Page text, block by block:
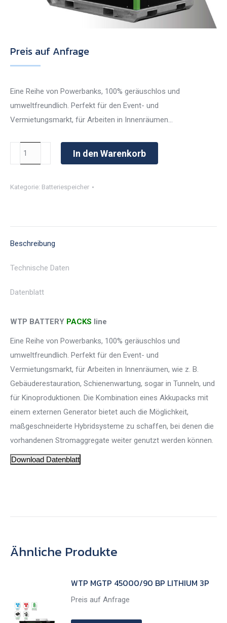
Preis auf Anfrage
Eine Reihe von Powerbanks, 100% geräuschlos und
umweltfreundlich. Perfekt für den Event- und
Vermietungsmarkt, für Arbeiten in Innenräumen…
WTP
MGTP
BP
In den Warenkorb
Kategorie: Batteriespeicher
Beschreibung
Technische Daten
Datenblatt
WTP BATTERY PACKS line
Eine Reihe von Powerbanks, 100% geräuschlos und
umweltfreundlich. Perfekt für den Event- und
Vermietungsmarkt, für Arbeiten in Innenräumen, wie z. B.
Gebäuderestauration, Schienenwartung, sogar in Tunneln, und
für Kinoproduktionen. Die Kombination eines Akkupacks mit
einem externen Generator bietet auch die Möglichkeit,
maßgeschneiderte Hybridsysteme zu schaffen, bei denen die
vorhandenen Stromaggregate weiter genutzt werden können.
Download Datenblatt
Ähnliche Produkte
WTP MGTP 45000/90 BP LITHIUM 3P
Preis auf Anfrage